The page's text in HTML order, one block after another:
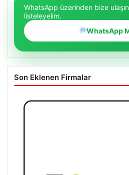
WhatsApp üzerinden bize
listeleyelim.
WhatsApp
Son Eklenen Firmalar